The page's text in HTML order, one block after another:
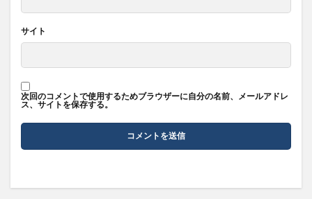
サイト
次回のコメントで使用するためブラウザーに自分の名前、メールアドレ
ス、サイトを保存する。